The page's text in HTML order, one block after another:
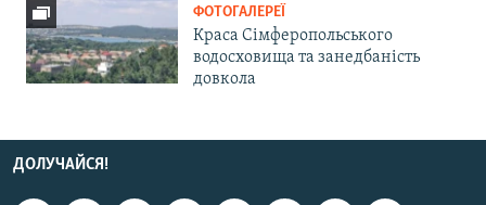
ФОТОГАЛЕРЕЇ
Краса Сімферопольського
водосховища та занедбаність
довкола
ДОЛУЧАЙСЯ!